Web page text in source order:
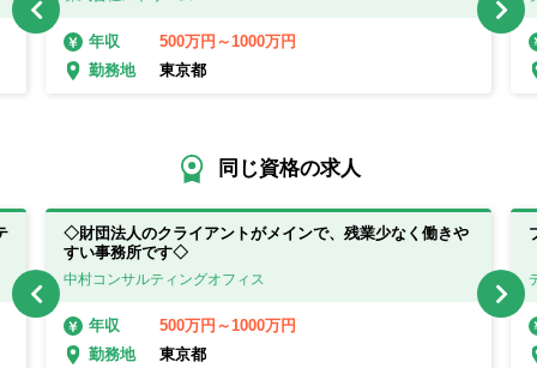
年収
500万円～1000万円
勤務地
東京都
同じ資格の求人
◇財団法人のクライアントがメインで、残業少なく働きや
すい事務所です◇
中村コンサルティングオフィス
年収
500万円～1000万円
勤務地
東京都